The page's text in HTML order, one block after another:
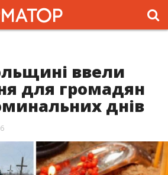
ввели
для громадян
днів